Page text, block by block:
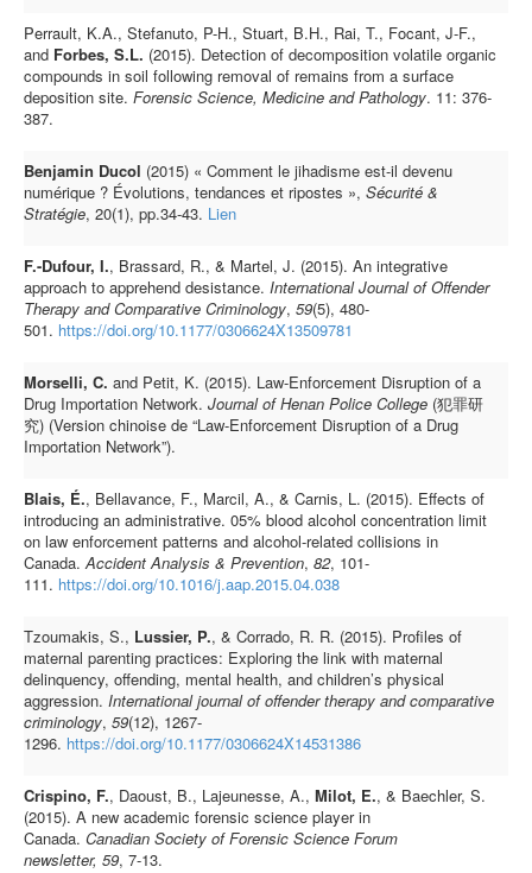
Perrault, K.A., Stefanuto, P-H., Stuart, B.H., Rai, T., Focant, J-F.,
and Forbes, S.L. (2015). Detection of decomposition volatile organic
compounds in soil following removal of remains from a surface
deposition site. Forensic Science, Medicine and Pathology. 11: 376-
387.
Benjamin Ducol (2015) « Comment le jihadisme est-il devenu
numérique ? Évolutions, tendances et ripostes », Sécurité &
Stratégie, 20(1), pp.34-43. Lien
F.-Dufour, I., Brassard, R., & Martel, J. (2015). An integrative
approach to apprehend desistance. International Journal of Offender
Therapy and Comparative Criminology, 59(5), 480-
501. https://doi.org/10.1177/0306624X13509781
Morselli, C. and Petit, K. (2015). Law-Enforcement Disruption of a
Drug Importation Network. Journal of Henan Police College (犯罪研
究) (Version chinoise de “Law-Enforcement Disruption of a Drug
Importation Network”).
Blais, É., Bellavance, F., Marcil, A., & Carnis, L. (2015). Effects of
introducing an administrative. 05% blood alcohol concentration limit
on law enforcement patterns and alcohol-related collisions in
Canada.Accident Analysis & Prevention, 82, 101-
111. https://doi.org/10.1016/j.aap.2015.04.038
Tzoumakis, S., Lussier, P., & Corrado, R. R. (2015). Profiles of
maternal parenting practices: Exploring the link with maternal
delinquency, offending, mental health, and children’s physical
aggression. International journal of offender therapy and comparative
criminology, 59(12), 1267-
1296. https://doi.org/10.1177/0306624X14531386
Crispino, F., Daoust, B., Lajeunesse, A., Milot, E., & Baechler, S.
(2015). A new academic forensic science player in
Canada. Canadian Society of Forensic Science Forum
newsletter, 59, 7-13.